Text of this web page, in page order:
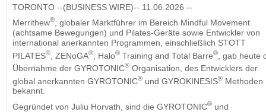
TORONTO --(BUSINESS WIRE)-- 11.06.2026 --
Merrithew®
, globaler Marktführer im Bereich Mindful Movement
(achtsame Bewegungen) und Pilates-Geräte sowie Entwickler von
international anerkannten Programmen, einschließlich STOTT
PILATES® , ZENoGA® , Halo® Training and Total Barre®
, gab heute
Übernahme der GYROTONIC® Organisation, des Entwicklers der
global anerkannten GYROTONIC® und GYROKINESIS® Methoden
bekannt.
Gegründet von Juliu Horvath, sind die GYROTONIC® und